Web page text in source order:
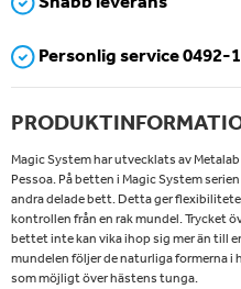
Personlig service 0492-
Magic System har utvecklats av
Pessoa. På betten i Magic System
andra delade bett. Detta ger
kontrollen från en rak mundel. Trycket
bettet inte kan vika ihop sig mer än till
mundelen följer de naturliga formerna
som möjligt över hästens tunga.